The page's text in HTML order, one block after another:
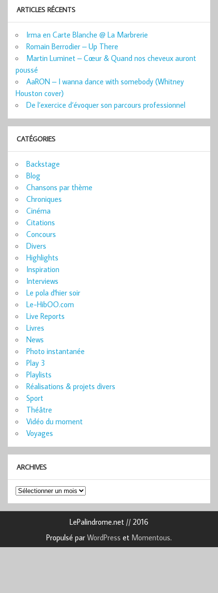
ARTICLES RÉCENTS
Irma en Carte Blanche @ La Marbrerie
Romain Berrodier – Up There
Martin Luminet – Cœur & Quand nos cheveux auront
poussé
AaRON – I wanna dance with somebody (Whitney
Houston cover)
De l’exercice d’évoquer son parcours professionnel
CATÉGORIES
Backstage
Blog
Chansons par thème
Chroniques
Cinéma
Citations
Concours
Divers
Highlights
Inspiration
Interviews
Le pola d'hier soir
Le-HibOO.com
Live Reports
Livres
News
Photo instantanée
Play 3
Playlists
Réalisations & projets divers
Sport
Théâtre
Vidéo du moment
Voyages
ARCHIVES
Archives
LePalindrome.net // 2016
Propulsé par WordPress et Momentous.